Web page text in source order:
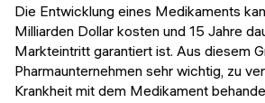
Die Entwicklung eines Medikaments
Milliarden Dollar kosten und 15 Jahre
Markteintritt garantiert ist. Aus diesem
Pharmaunternehmen sehr wichtig, zu
Krankheit mit dem Medikament